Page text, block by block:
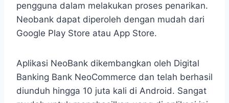
pengguna dalam melakukan proses penarikan.
Neobank dapat diperoleh dengan mudah dari
Google Play Store atau App Store.
Aplikasi NeoBank dikembangkan oleh Digital
Banking Bank NeoCommerce dan telah berhasil
diunduh hingga 10 juta kali di Android. Sangat